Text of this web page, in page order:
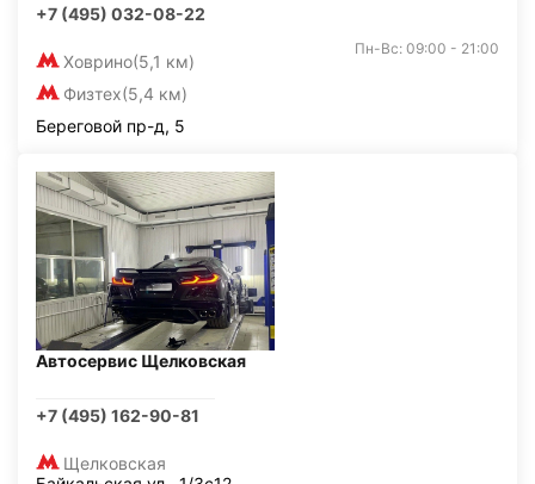
+7 (495) 032-08-22
Ховрино(5,1 км)
Физтех(5,4 км)
Пн-Вс: 09:00 - 21:00
Береговой пр-д, 5
Автосервис Щелковская
+7 (495) 162-90-81
Щелковская